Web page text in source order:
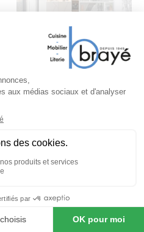
MEUBLES CELIO